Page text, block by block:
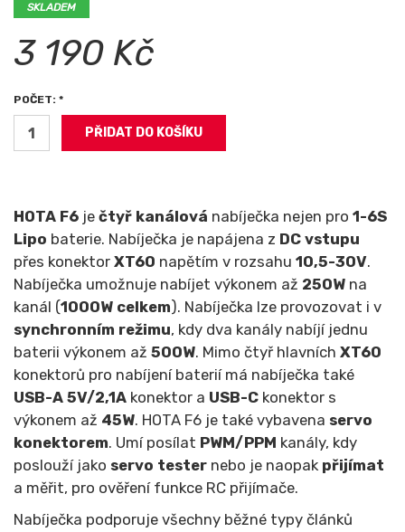
SKLADEM
3 190 Kč
POČET: *
HOTA F6 je čtyř kanálová nabíječka nejen pro 1-6S
Lipo baterie. Nabíječka je napájena z DC vstupu
přes konektor XT60 napětím v rozsahu 10,5-30V.
Nabíječka umožnuje nabíjet výkonem až 250W na
kanál (1000W celkem). Nabíječka lze provozovat i v
synchronním režimu, kdy dva kanály nabíjí jednu
baterii výkonem až 500W. Mimo čtyř hlavních XT60
konektorů pro nabíjení baterií má nabíječka také
USB-A 5V/2,1A konektor a USB-C konektor s
výkonem až 45W. HOTA F6 je také vybavena servo
konektorem. Umí posílat PWM/PPM kanály, kdy
poslouží jako servo tester nebo je naopak přijímat
a měřit, pro ověření funkce RC přijímače.
Nabíječka podporuje všechny běžné typy článků